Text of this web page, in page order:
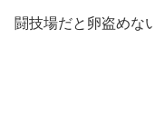
闘技場だと卵盗めな